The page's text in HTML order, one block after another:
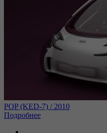
POP (KED-7) / 2010
Подробнее